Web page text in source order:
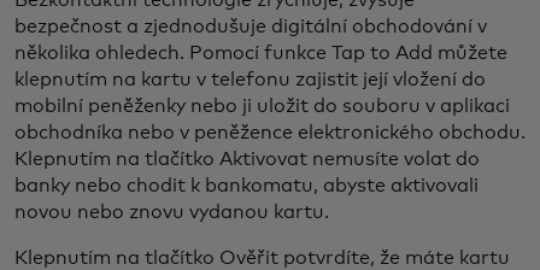
bezpečnost a zjednodušuje digitální obchodování v
několika ohledech. Pomocí funkce Tap to Add můžete
klepnutím na kartu v telefonu zajistit její vložení do
mobilní peněženky nebo ji uložit do souboru v aplikaci
obchodníka nebo v peněžence elektronického obchodu.
Klepnutím na tlačítko Aktivovat nemusíte volat do
banky nebo chodit k bankomatu, abyste aktivovali
novou nebo znovu vydanou kartu.
Klepnutím na tlačítko Ověřit potvrdíte, že máte kartu